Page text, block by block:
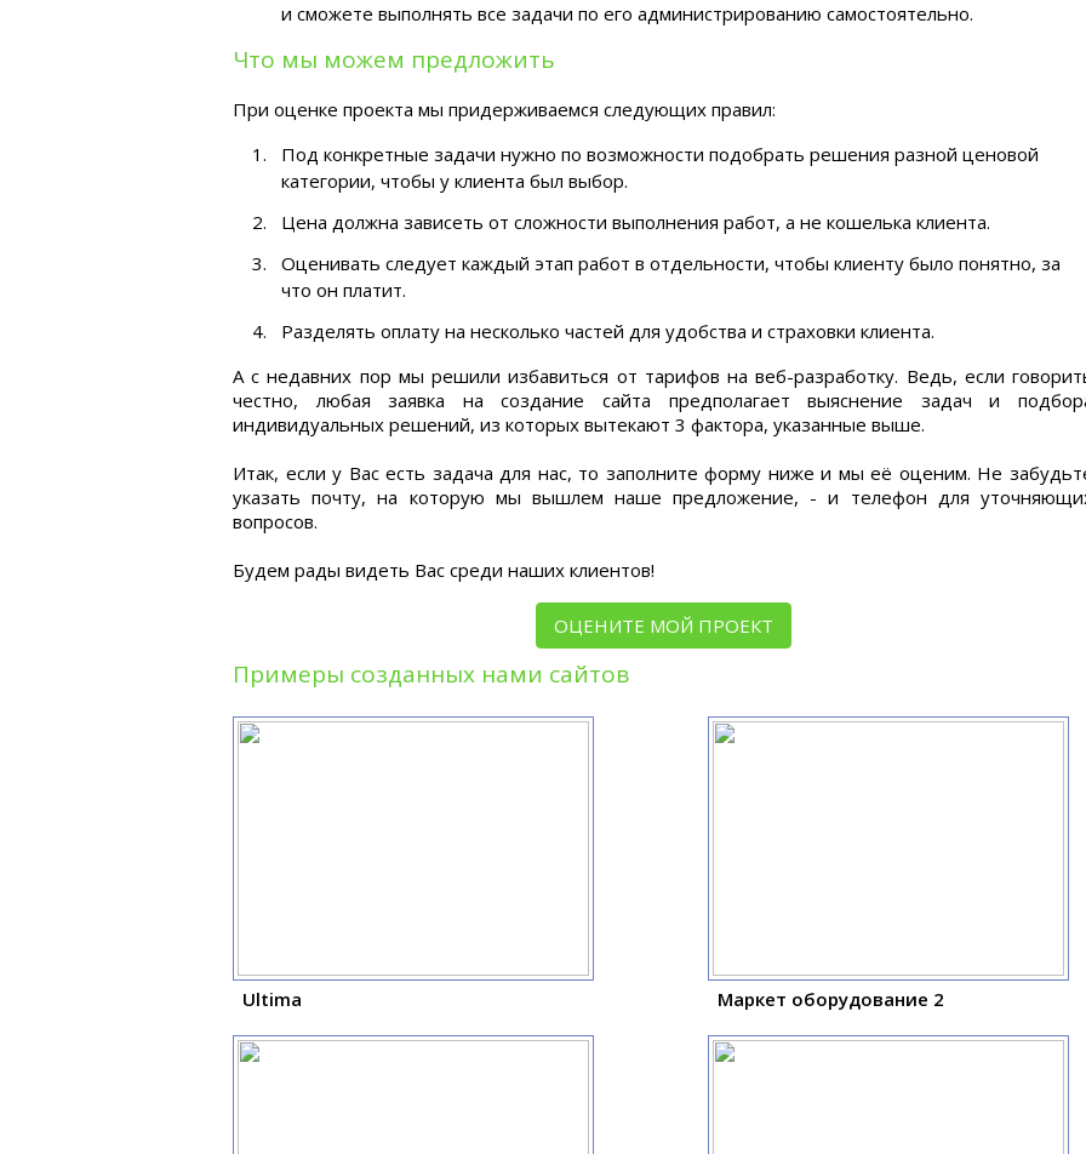
и сможете выполнять все задачи по его администрированию самостоятельно.
Что мы можем предложить
При оценке проекта мы придерживаемся следующих правил:
Под конкретные задачи нужно по возможности подобрать решения разной ценовой
категории, чтобы у клиента был выбор.
Цена должна зависеть от сложности выполнения работ, а не кошелька клиента.
Оценивать следует каждый этап работ в отдельности, чтобы клиенту было понятно, за
что он платит.
Разделять оплату на несколько частей для удобства и страховки клиента.
А с недавних пор мы решили избавиться от тарифов на веб-разработку. Ведь, если
честно, любая заявка на создание сайта предполагает выяснение задач и
индивидуальных решений, из которых вытекают 3 фактора, указанные выше.
Итак, если у Вас есть задача для нас, то заполните форму ниже и мы её оценим. Не
указать почту, на которую мы вышлем наше предложение, - и телефон для
вопросов.
Будем рады видеть Вас среди наших клиентов!
ОЦЕНИТЕ МОЙ ПРОЕКТ
Примеры созданных нами сайтов
Ultima Маркет оборудование 2